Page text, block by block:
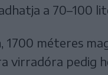
a 70–100
méteres
virradóra pedig